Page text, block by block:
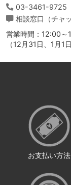
03-3461-9725
相談窓口（チャッ
営業時間：12:00～
（12月31日、1月1
お支払い方法